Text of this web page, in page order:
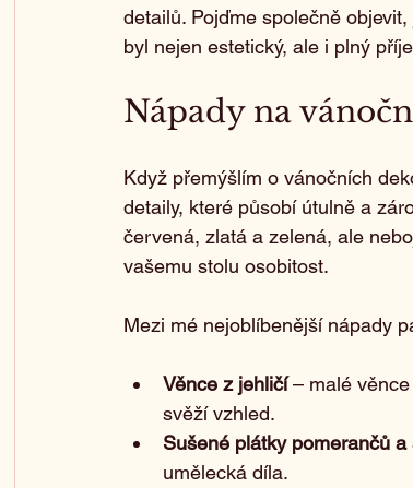
detailů. Pojďme společně
byl nejen estetický, ale i plný
Nápady na
Když přemýšlím o vánočních
detaily, které působí útulně a
červená, zlatá a zelená, ale
vašemu stolu osobitost.
Mezi mé nejoblíbenější nápady
Věnce z jehličí – malé věnce
svěží vzhled.
Sušené plátky pomerančů a
umělecká díla.